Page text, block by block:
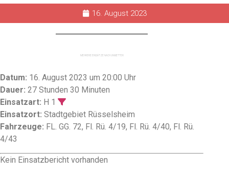
16. August 2023
MEHRERE EINSÄTZE NACH UNWETTER
Datum: 16. August 2023 um 20:00 Uhr
Dauer: 27 Stunden 30 Minuten
Einsatzart: H 1
Einsatzort: Stadtgebiet Rüsselsheim
Fahrzeuge: FL. GG. 72, Fl. Rü. 4/19, Fl. Rü. 4/40, Fl. Rü.
4/43
Kein Einsatzbericht vorhanden